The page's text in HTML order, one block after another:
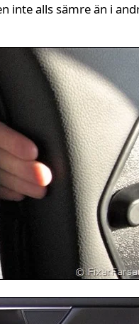
inte alls sämre än i